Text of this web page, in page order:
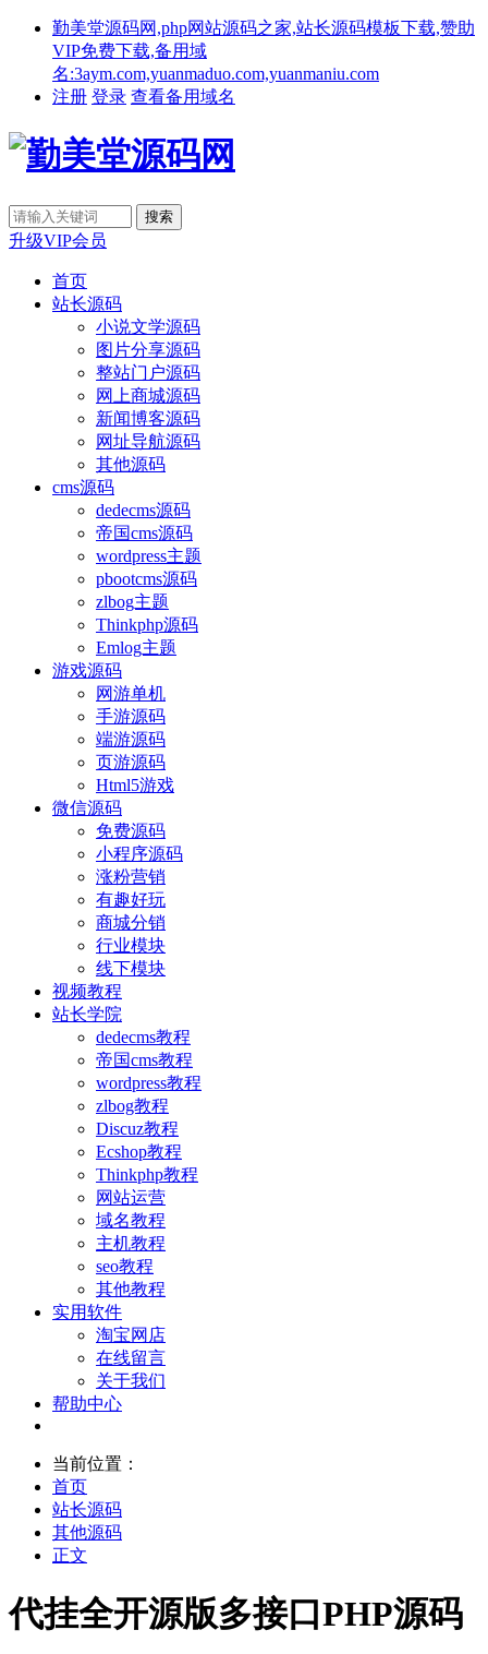
勤美堂源码网,php网站源码之家,站长源码模板下载,赞助
VIP免费下载,备用域
名:3aym.com,yuanmaduo.com,yuanmaniu.com
注册 登录 查看备用域名
升级VIP会员
首页
站长源码
小说文学源码
图片分享源码
整站门户源码
网上商城源码
新闻博客源码
网址导航源码
其他源码
cms源码
dedecms源码
帝国cms源码
wordpress主题
pbootcms源码
zlbog主题
Thinkphp源码
Emlog主题
游戏源码
网游单机
手游源码
端游源码
页游源码
Html5游戏
微信源码
免费源码
小程序源码
涨粉营销
有趣好玩
商城分销
行业模块
线下模块
视频教程
站长学院
dedecms教程
帝国cms教程
wordpress教程
zlbog教程
Discuz教程
Ecshop教程
Thinkphp教程
网站运营
域名教程
主机教程
seo教程
其他教程
实用软件
淘宝网店
在线留言
关于我们
帮助中心
当前位置：
首页
站长源码
其他源码
正文
代挂全开源版多接口PHP源码